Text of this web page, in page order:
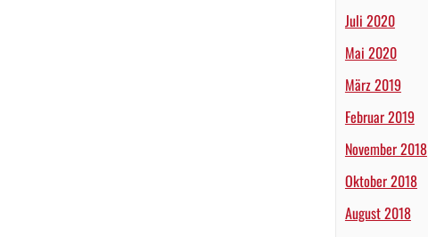
Juli 2020
Mai 2020
März 2019
Februar 2019
November 2018
Oktober 2018
August 2018